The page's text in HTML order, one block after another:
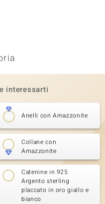
interessarti
Anelli con Amazzonite
Collane con
Amazzonite
Catenine in 925
Argento sterling
placcato in oro giallo e
bianco